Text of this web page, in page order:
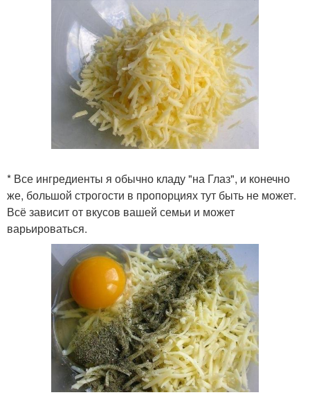
* Все ингредиенты я обычно кладу "на Глаз", и конечно
же, большой строгости в пропорциях тут быть не может.
Всё зависит от вкусов вашей семьи и может
варьироваться.